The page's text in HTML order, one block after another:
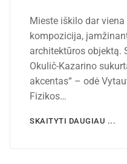
Mieste iškilo dar
kompozicija,
architektūros objektą.
Okulič-Kazarino
akcentas“ – odė
Fizikos…
SKAITYTI DAUGIAU ...